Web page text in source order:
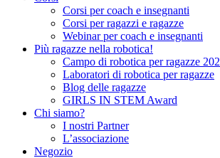
Corsi per coach e insegnanti
Corsi per ragazzi e ragazze
Webinar per coach e insegnanti
Più ragazze nella robotica!
Campo di robotica per ragazze
Laboratori di robotica per ragazze
Blog delle ragazze
GIRLS IN STEM Award
Chi siamo?
I nostri Partner
L’associazione
Negozio